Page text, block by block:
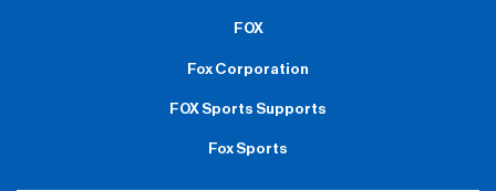
FOX
Fox Corporation
FOX Sports Supports
Fox Sports